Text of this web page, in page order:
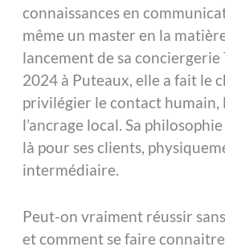
connaissances en
même un master en la
lancement de sa conciergerie
2024 à Puteaux, elle a fait le
privilégier le contact humain,
l’ancrage local. Sa
là pour ses clients,
intermédiaire.
Peut-on vraiment réussir
et comment se faire